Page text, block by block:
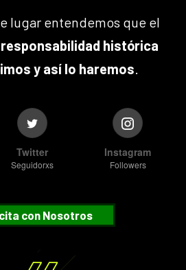
lugar entendemos que el
responsabilidad histórica
y así lo haremos.
Twitter
Seguidorxs
Instagram
Followers
con Nosotros